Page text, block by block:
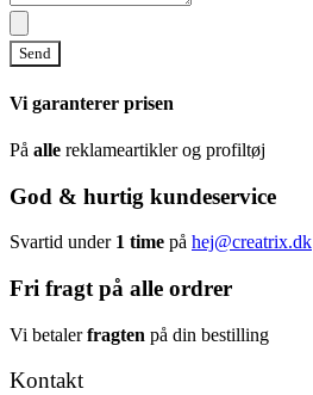
Send
Vi garanterer prisen
På alle reklameartikler og profiltøj
God & hurtig kundeservice
Svartid under 1 time på hej@creatrix.dk
Fri fragt på alle ordrer
Vi betalerfragten på din bestilling
Kontakt